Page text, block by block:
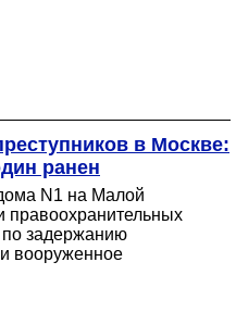
в Москве:
ранен
N1 на Малой
правоохранительных
задержанию
вооруженное